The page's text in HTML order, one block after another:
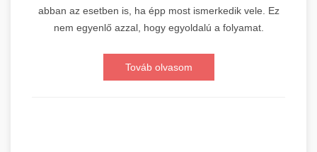
abban az esetben is, ha épp most ismerkedik vele. Ez
nem egyenlő azzal, hogy egyoldalú a folyamat.
Továb olvasom